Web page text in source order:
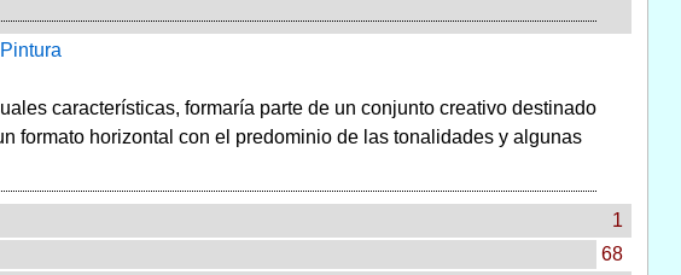
Pintura
características, formaría parte de un conjunto creativo destinado
formato horizontal con el predominio de las tonalidades y algunas
1
68